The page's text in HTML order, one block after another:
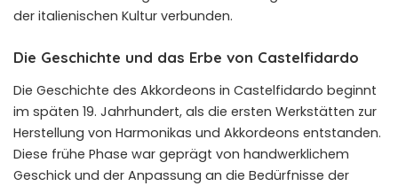
der italienischen Kultur verbunden.
Die Geschichte und das Erbe von Castelfidardo
Die Geschichte des Akkordeons in Castelfidardo beginnt
im späten 19. Jahrhundert, als die ersten Werkstätten zur
Herstellung von Harmonikas und Akkordeons entstanden.
Diese frühe Phase war geprägt von handwerklichem
Geschick und der Anpassung an die Bedürfnisse der